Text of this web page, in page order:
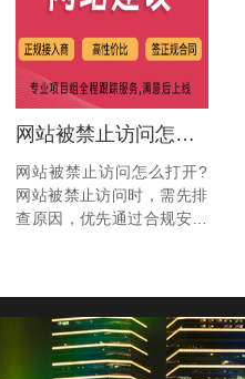
网站被禁止访问怎么打开?
网站被禁止访问怎么打开?
网站被禁止访问时，需先排
查原因，优先通过合规安全